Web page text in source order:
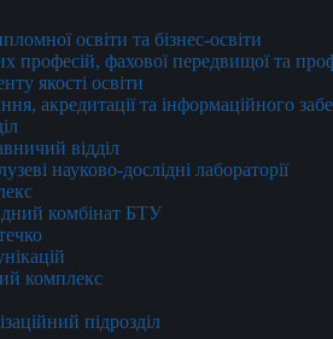
освіти та бізнес-освіти
професій, фахової передвищої та
якості освіти
акредитації та інформаційного
відділ
науково-дослідні лабораторії
комбінат БТУ
комплекс
підрозділ